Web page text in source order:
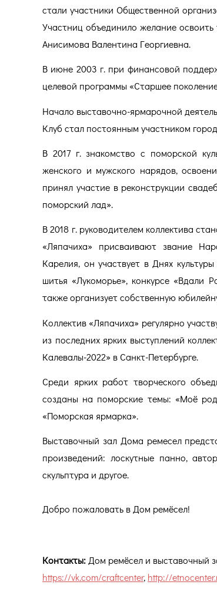
стали участники Общественной
Участниц объединило желание освоить
Анисимова Валентина Георгиевна.
В июне 2003 г. при финансовой
целевой программы «Старшее
Начало выставочно-ярмарочной
Клуб стал постоянным участником
В 2017 г. знакомство с поморской
женского и мужского нарядов,
принял участие в реконструкции
поморский лад».
В 2018 г. руководителем коллектива
«Ляпачиха» присваивают звание
Карелия, он участвует в Днях
шитья «Лукоморье», конкурсе «Вдали
также организует собственную
Коллектив «Ляпачиха» регулярно
из последних ярких выступлений
Калевалы-2022» в Санкт-Петербурге.
Среди ярких работ творческого
созданы на поморские темы: «Моё
«Поморская ярмарка».
Выставочный зал Дома ремесел
произведений: лоскутные панно,
скульптура и другое.
Добро пожаловать в Дом ремёсел!
Контакты:Дом ремёсел и выставочный
https://vk.com/craftcenter, http://